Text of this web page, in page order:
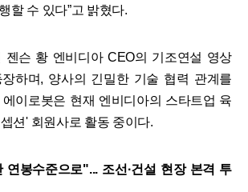
할 수 있다”고 밝혔다.
젠슨 황 엔비디아 CEO의 기조연설 영상
하며, 양사의 긴밀한 기술 협력 관계를
이로봇은 현재 엔비디아의 스타트업 육
션' 회원사로 활동 중이다.
연봉수준으로"... 조선·건설 현장 본격 투